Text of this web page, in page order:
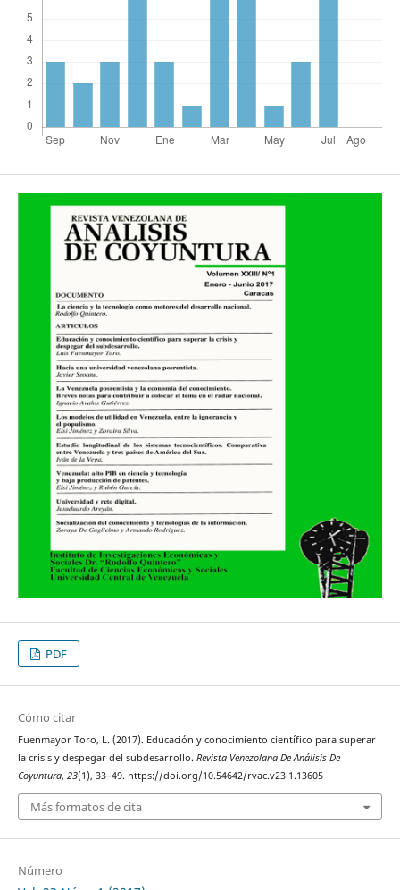
PDF
Cómo citar
Fuenmayor Toro, L. (2017). Educación y conocimiento científico para superar
la crisis y despegar del subdesarrollo. Revista Venezolana De Análisis De
Coyuntura, 23(1), 33–49. https://doi.org/10.54642/rvac.v23i1.13605
Más formatos de cita
Número